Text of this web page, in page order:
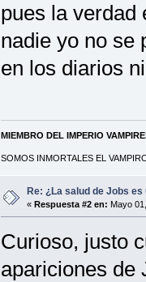
pues la verdad
nadie yo no se
en los diarios
MIEMBRO DEL IMPERIO
SOMOS INMORTALES EL
Re: ¿La salud de Jobs
« Respuesta #2 en: Mayo
Curioso, justo
apariciones de